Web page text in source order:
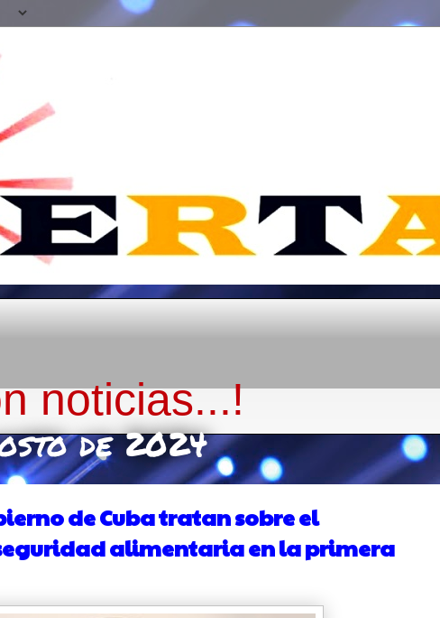
noticias...!
de 2024
de Cuba tratan sobre el
alimentaria en la primera